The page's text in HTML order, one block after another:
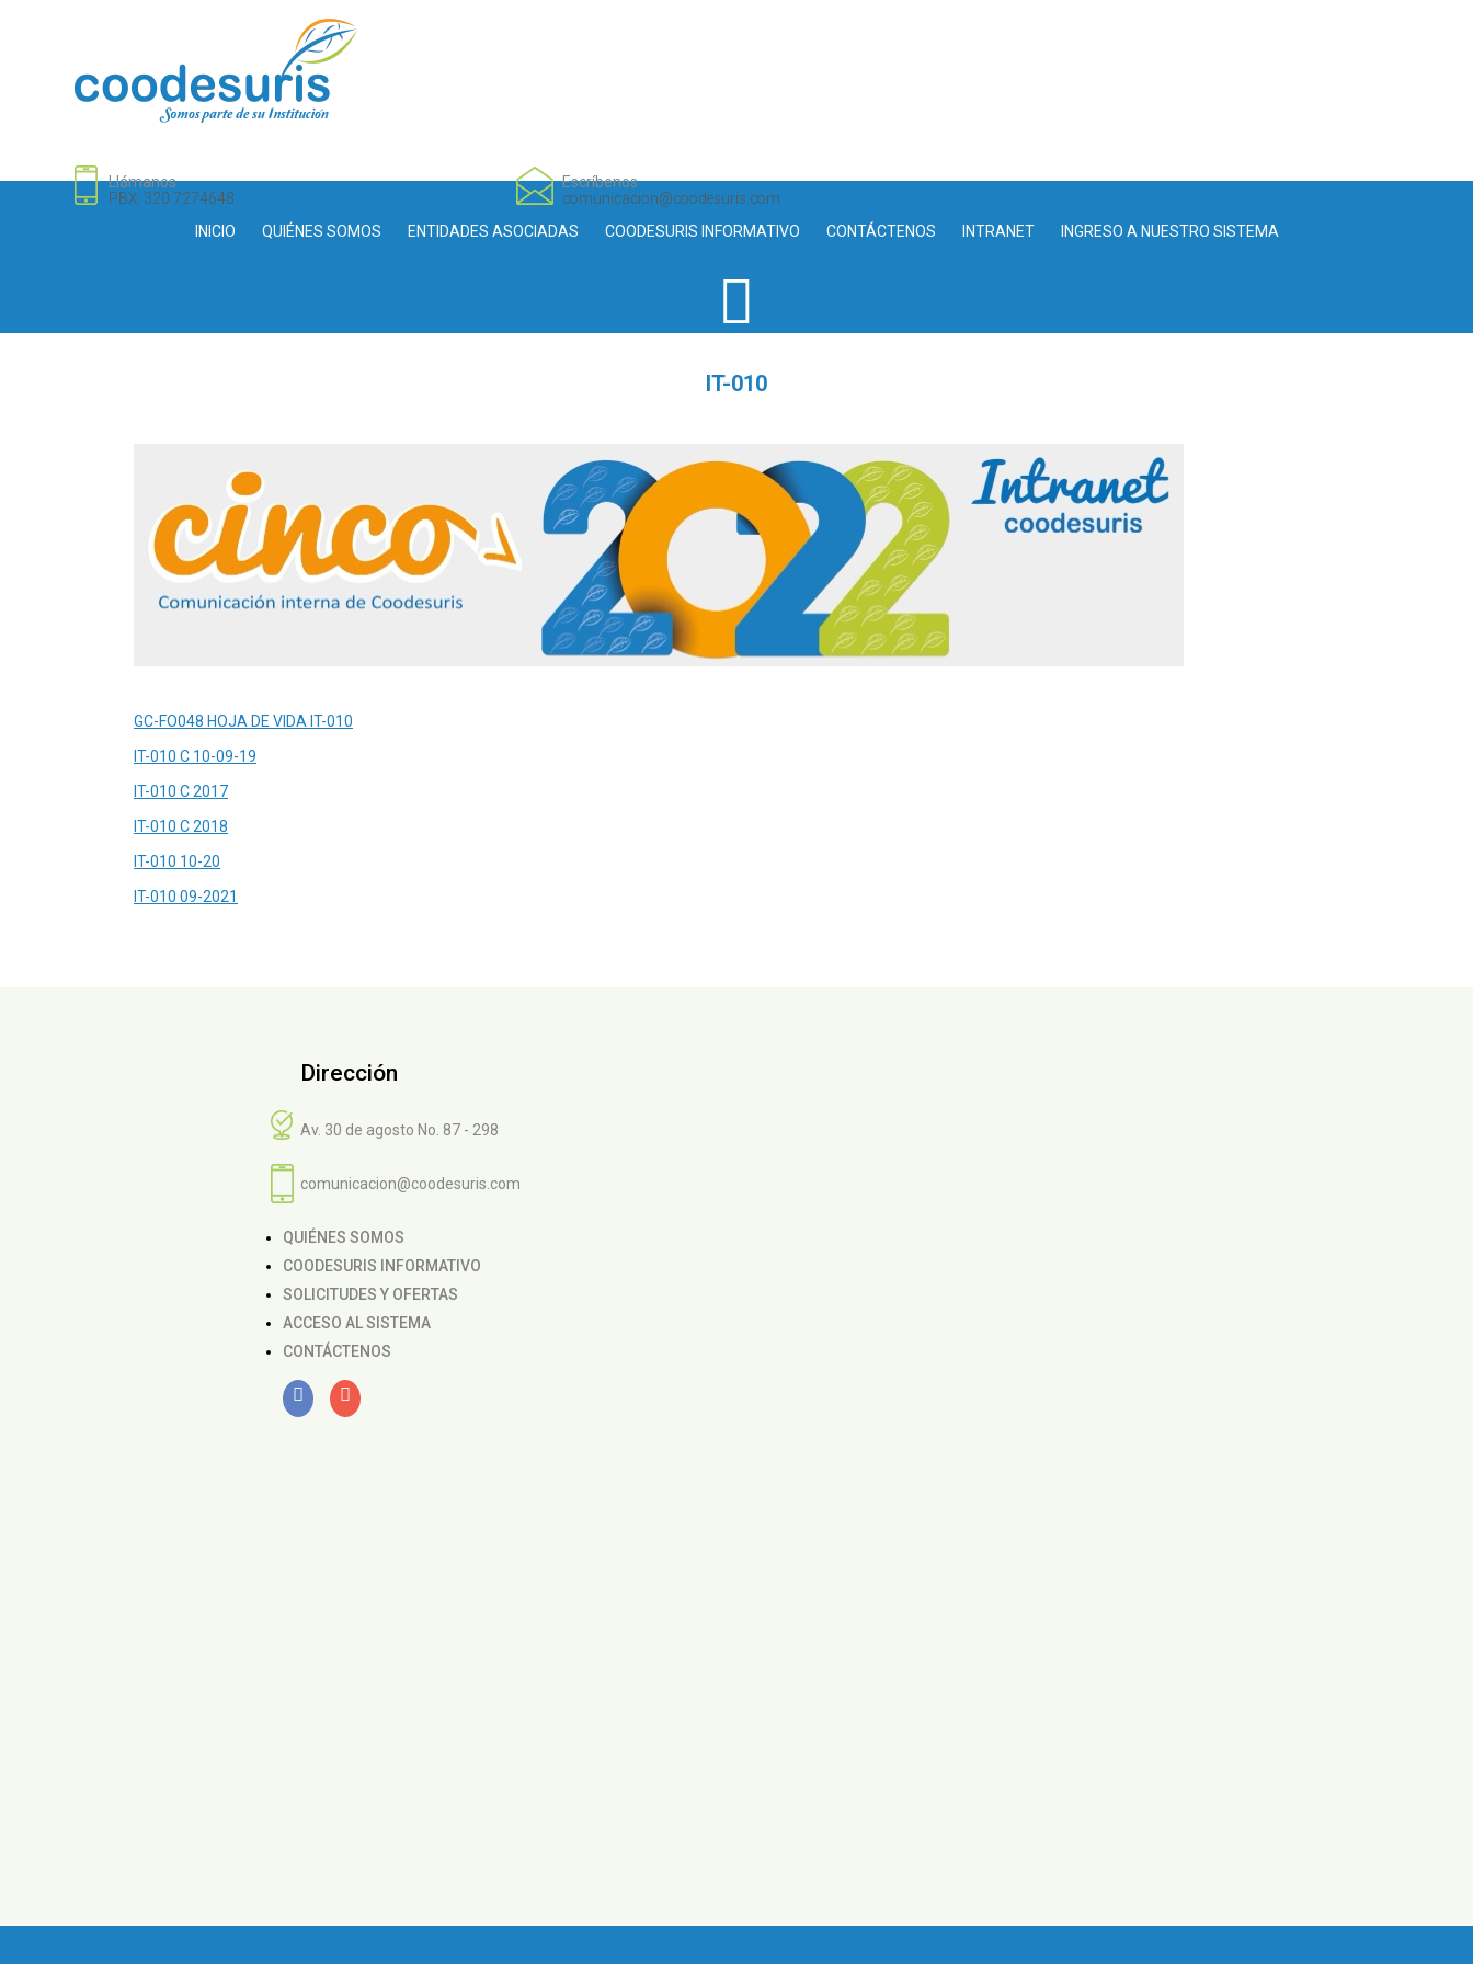
Llámanos
PBX: 320 7274648
Escríbenos
comunicacion@coodesuris.com
INICIO
QUIÉNES SOMOS ENTIDADES ASOCIADAS COODESURIS INFORMATIVO CONTÁCTENOS INTRANET INGRESO A NUESTRO SISTEMA
IT-010
GC-FO048 HOJA DE VIDA IT-010
IT-010 C 10-09-19
IT-010 C 2017
IT-010 C 2018
IT-010 10-20
IT-010 09-2021
Dirección
Av. 30 de agosto No. 87 - 298
comunicacion@coodesuris.com
QUIÉNES SOMOS
COODESURIS INFORMATIVO
SOLICITUDES Y OFERTAS
ACCESO AL SISTEMA
CONTÁCTENOS